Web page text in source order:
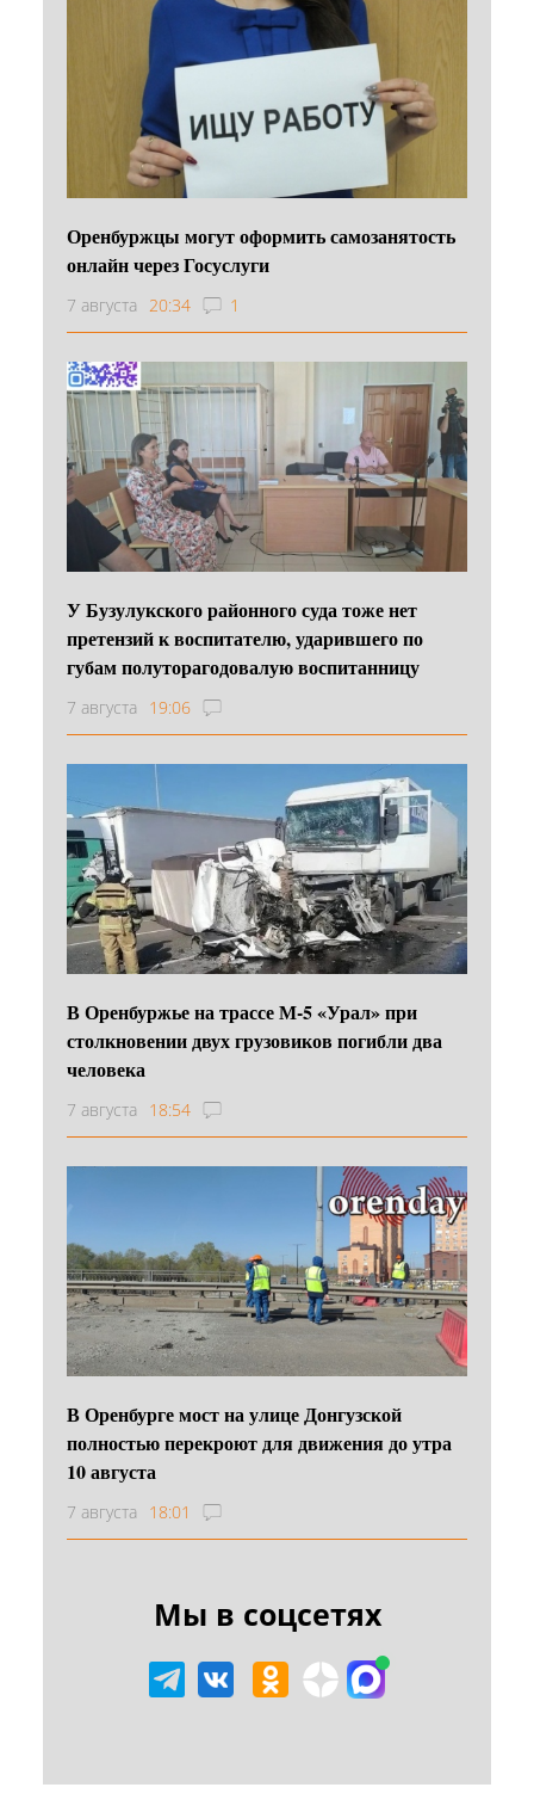
Оренбуржцы могут оформить самозанятость
онлайн через Госуслуги
7 августа 20:34 1
У Бузулукского районного суда тоже нет
претензий к воспитателю, ударившего по
губам полуторагодовалую воспитанницу
7 августа 19:06
В Оренбуржье на трассе М-5 «Урал» при
столкновении двух грузовиков погибли два
человека
7 августа 18:54
В Оренбурге мост на улице Донгузской
полностью перекроют для движения до утра
10 августа
7 августа 18:01
Мы в соцсетях